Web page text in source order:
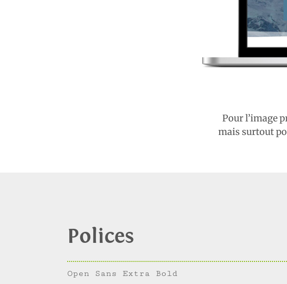
Pour l’image
mais surtout
Polices
Open Sans Extra Bold